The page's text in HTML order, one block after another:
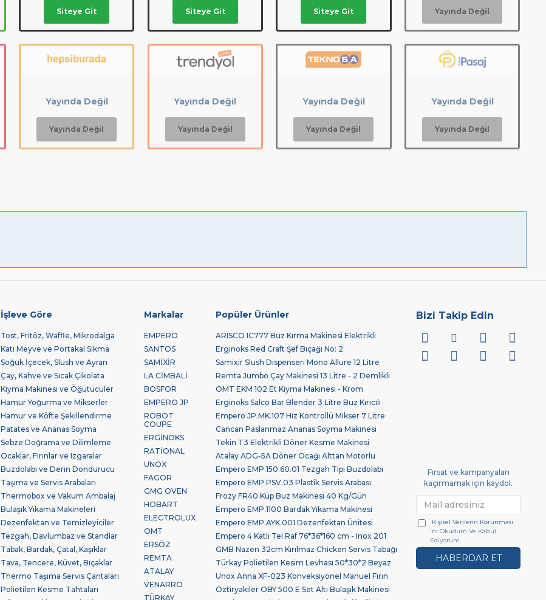
Siteye Git Siteye Git Siteye Git Yayında Değil
Yayında Değil
Yayında Değil
Yayında Değil
Yayında Değil
Yayında Değil
Yayında Değil
Yayında Değil
Yayında Değil
İşleve Göre
Tost, Fritöz, Waffle, Mikrodalga
Katı Meyve ve Portakal Sıkma
Soğuk İçecek, Slush ve Ayran
Çay, Kahve ve Sıcak Çikolata
Kıyma Makinesi ve Öğütücüler
Hamur Yoğurma ve Mikserler
Hamur ve Köfte Şekillendirme
Patates ve Ananas Soyma
Sebze Doğrama ve Dilimleme
Ocaklar, Fırınlar ve Izgaralar
Buzdolabı ve Derin Dondurucu
Taşıma ve Servis Arabaları
Thermobox ve Vakum Ambalaj
Bulaşık Yıkama Makineleri
Dezenfektan ve Temizleyiciler
Tezgah, Davlumbaz ve Standlar
Tabak, Bardak, Çatal, Kaşıklar
Tava, Tencere, Küvet, Bıçaklar
Thermo Taşıma Servis Çantaları
Polietilen Kesme Tahtaları
Markalar
EMPERO
SANTOS
SAMİXİR
LA CİMBALİ
BOSFOR
EMPERO JP
ROBOT
COUPE
ERGİNOKS
RATİONAL
UNOX
FAGOR
GMG OVEN
HOBART
ELECTROLUX
OMT
ERSÖZ
REMTA
ATALAY
VENARRO
TÜRKAY
Popüler Ürünler
ARISCO IC777 Buz Kırma Makinesi Elektrikli
Erginoks Red Craft Şef Bıçağı No: 2
Samixir Slush Dispenseri Mono Allure 12 Litre
Remta Jumbo Çay Makinesi 13 Litre - 2 Demlikli
OMT EKM 102 Et Kıyma Makinesi - Krom
Erginoks Salco Bar Blender 3 Litre Buz Kırıcılı
Empero JP.MK.107 Hız Kontrollü Mikser 7 Litre
Cancan Paslanmaz Ananas Soyma Makinesi
Tekin T3 Elektrikli Döner Kesme Makinesi
Atalay ADG-5A Döner Ocağı Alttan Motorlu
Empero EMP.150.60.01 Tezgah Tipi Buzdolabı
Empero EMP.PSV.03 Plastik Servis Arabası
Frozy FR40 Küp Buz Makinesi 40 Kg/Gün
Empero EMP.1100 Bardak Yıkama Makinesi
Empero EMP.AYK.001 Dezenfektan Ünitesi
Empero 4 Katlı Tel Raf 76*36*160 cm - Inox 201
GMB Nazen 32cm Kırılmaz Chicken Servis Tabağı
Türkay Polietilen Kesim Levhası 50*30*2 Beyaz
Unox Anna XF-023 Konveksiyonel Manuel Fırın
Öztiryakiler OBY 500 E Set Altı Bulaşık Makinesi
Bizi Takip Edin
Fırsat ve kampanyaları
kaçırmamak için kaydol.
HABERDAR ET
Kişisel Verilerin Korunması
'ni Okudum Ve Kabul
Ediyorum.